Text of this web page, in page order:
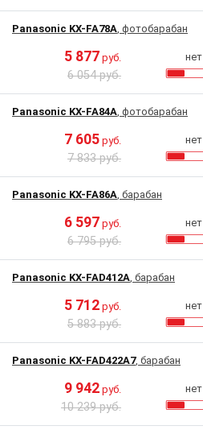
Panasonic KX-FA78A, фотобарабан
5 877 руб.
6 054 руб.
нет
Panasonic KX-FA84A, фотобарабан
7 605 руб.
7 833 руб.
нет
Panasonic KX-FA86A, барабан
6 597 руб.
6 795 руб.
нет
Panasonic KX-FAD412A, барабан
5 712 руб.
5 883 руб.
нет
Panasonic KX-FAD422A7, барабан
9 942 руб.
10 239 руб.
нет